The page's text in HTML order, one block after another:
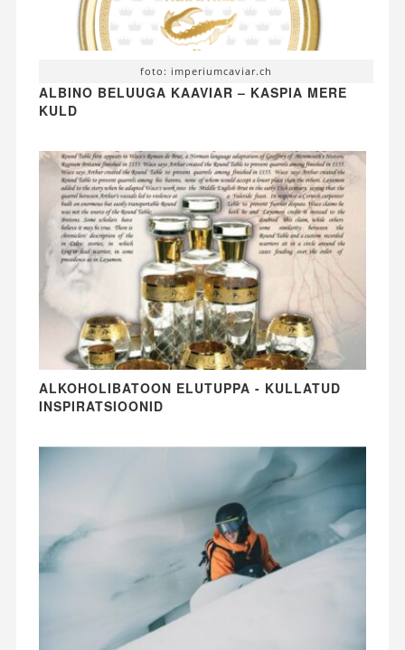
foto: imperiumcaviar.ch
ALBINO BELUUGA KAAVIAR – KASPIA MERE
KULD
ALKOHOLIBATOON ELUTUPPA - KULLATUD
INSPIRATSIOONID